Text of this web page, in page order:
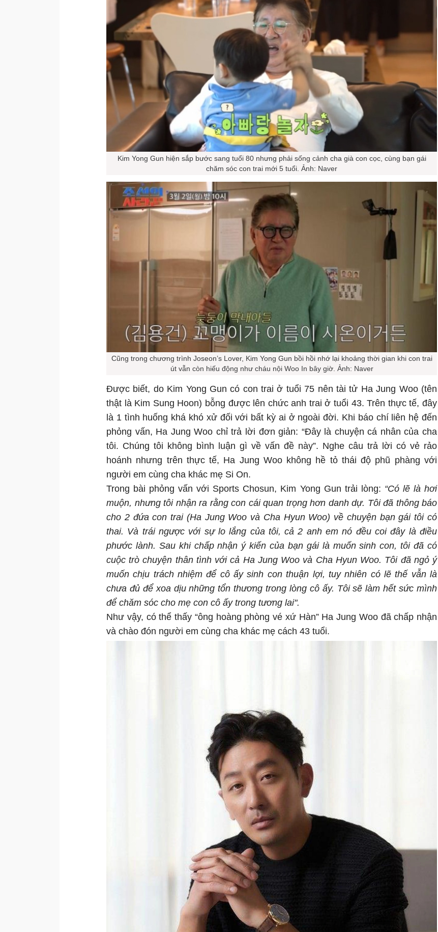
Kim Yong Gun hiện sắp bước sang tuổi 80 nhưng phải sống cảnh cha già con cọc, cùng bạn gái
chăm sóc con trai mới 5 tuổi. Ảnh: Naver
Cũng trong chương trình Joseon’s Lover, Kim Yong Gun bồi hồi nhớ lại khoảng thời gian khi con trai
út vẫn còn hiếu động như cháu nội Woo In bây giờ. Ảnh: Naver
Được biết, do Kim Yong Gun có con trai ở tuổi 75 nên tài tử Ha Jung Woo (tên
thật là Kim Sung Hoon) bỗng được lên chức anh trai ở tuổi 43. Trên thực tế, đây
là 1 tình huống khá khó xử đối với bất kỳ ai ở ngoài đời. Khi báo chí liên hệ đến
phỏng vấn, Ha Jung Woo chỉ trả lời đơn giản: “Đây là chuyện cá nhân của cha
tôi. Chúng tôi không bình luận gì về vấn đề này”. Nghe câu trả lời có vẻ rảo
hoánh nhưng trên thực tế, Ha Jung Woo không hề tỏ thái độ phũ phàng với
người em cùng cha khác mẹ Si On.
Trong bài phỏng vấn với Sports Chosun, Kim Yong Gun trải lòng: “Có lẽ là hơi
muộn, nhưng tôi nhận ra rằng con cái quan trọng hơn danh dự. Tôi đã thông báo
cho 2 đứa con trai (Ha Jung Woo và Cha Hyun Woo) về chuyện bạn gái tôi có
thai. Và trái ngược với sự lo lắng của tôi, cả 2 anh em nó đều coi đây là điều
phước lành. Sau khi chấp nhận ý kiến của bạn gái là muốn sinh con, tôi đã có
cuộc trò chuyện thân tình với cả Ha Jung Woo và Cha Hyun Woo. Tôi đã ngỏ ý
muốn chịu trách nhiệm để cô ấy sinh con thuận lợi, tuy nhiên có lẽ thế vẫn là
chưa đủ để xoa dịu những tổn thương trong lòng cô ấy. Tôi sẽ làm hết sức mình
để chăm sóc cho mẹ con cô ấy trong tương lai".
Như vậy, có thể thấy “ông hoàng phòng vé xứ Hàn” Ha Jung Woo đã chấp nhận
và chào đón người em cùng cha khác mẹ cách 43 tuổi.